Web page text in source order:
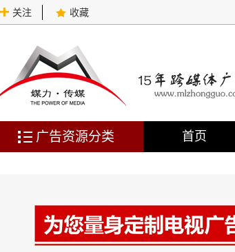
关注 收藏
广告资源分类 首页